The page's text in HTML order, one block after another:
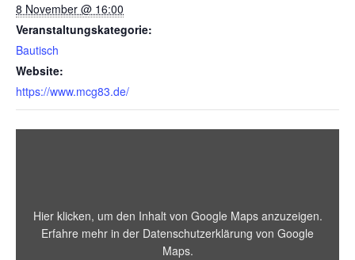
8 November @ 16:00
Veranstaltungskategorie:
Bautisch
Website:
https://www.mcg83.de/
Hier klicken, um den Inhalt von Google Maps anzuzeigen.
Erfahre mehr in der Datenschutzerklärung von Google
Maps.